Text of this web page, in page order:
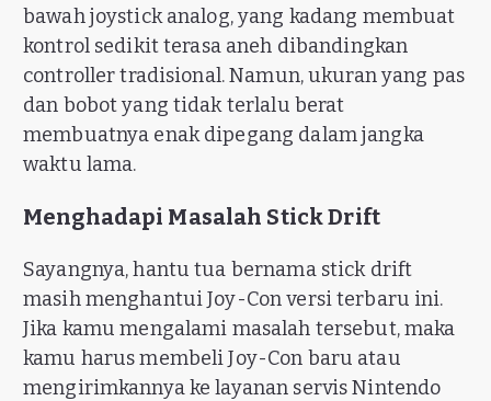
bawah joystick analog, yang kadang membuat
kontrol sedikit terasa aneh dibandingkan
controller tradisional. Namun, ukuran yang pas
dan bobot yang tidak terlalu berat
membuatnya enak dipegang dalam jangka
waktu lama.
Menghadapi Masalah Stick Drift
Sayangnya, hantu tua bernama stick drift
masih menghantui Joy-Con versi terbaru ini.
Jika kamu mengalami masalah tersebut, maka
kamu harus membeli Joy-Con baru atau
mengirimkannya ke layanan servis Nintendo